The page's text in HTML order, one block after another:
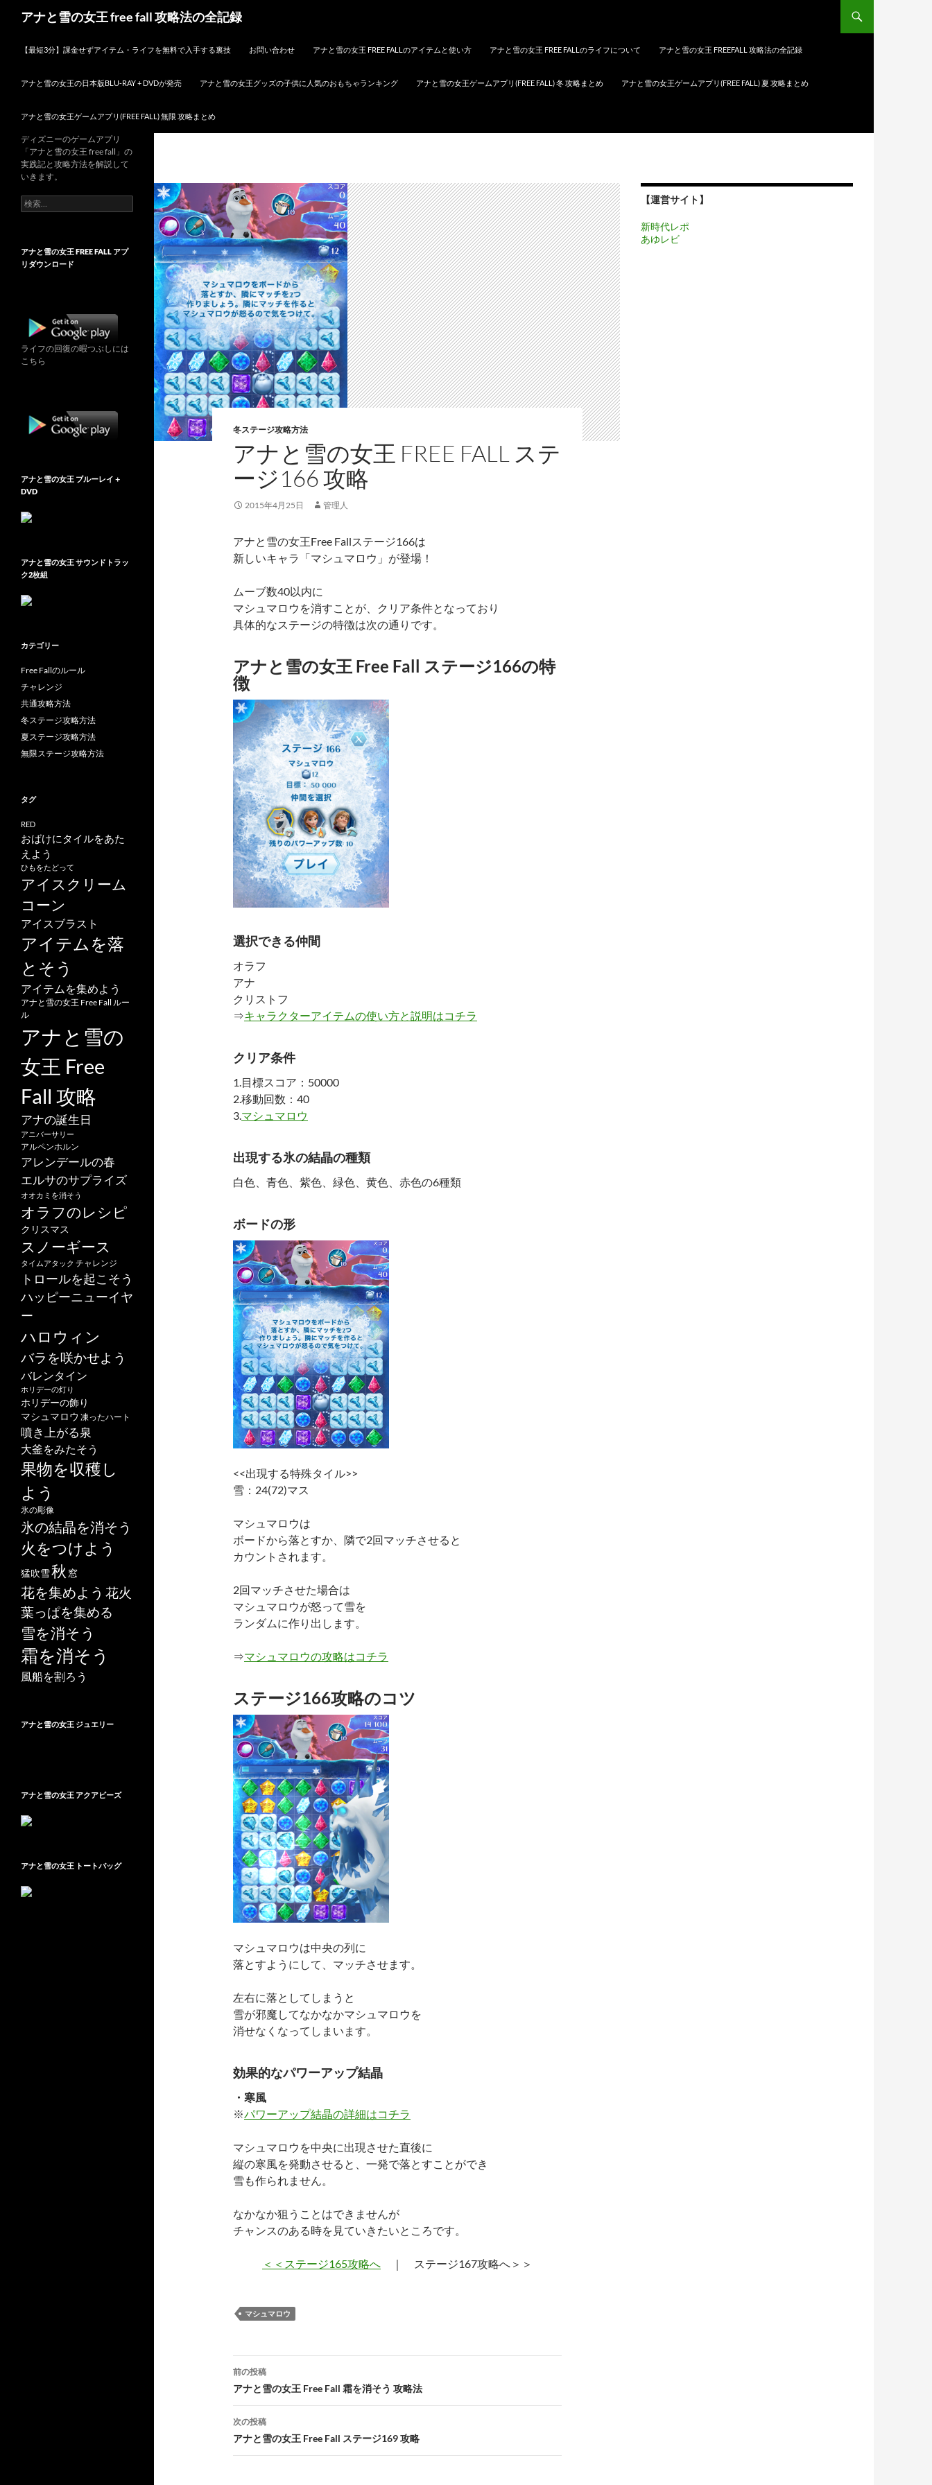
アナと雪の女王 free fall 攻略法の全記録
【最短3分】課金せずアイテム・ライフを無料で入手する裏技
お問い合わせ アナと雪の女王 FREE FALLのアイテムと使い方 アナと雪の女王 FREE FALLのライフについて アナと雪の女王 FREEFALL 攻略法の全記録
アナと雪の女王の日本版BLU-RAY + DVDが発売 アナと雪の女王グッズの子供に人気のおもちゃランキング アナと雪の女王ゲームアプリ(FREE FALL) 冬 攻略まとめ アナと雪の女王ゲームアプリ(FREE FALL) 夏 攻略まとめ
アナと雪の女王ゲームアプリ(FREE FALL) 無限 攻略まとめ
冬ステージ攻略方法
アナと雪の女王 FREE FALL ステ
ージ166 攻略
2015年4月25日 管理人
アナと雪の女王Free Fallステージ166は
新しいキャラ「マシュマロウ」が登場！
ムーブ数40以内に
マシュマロウを消すことが、クリア条件となっており
具体的なステージの特徴は次の通りです。
アナと雪の女王 Free Fall ステージ166の特
徴
選択できる仲間
オラフ
アナ
クリストフ
⇒キャラクターアイテムの使い方と説明はコチラ
クリア条件
1.目標スコア：50000
2.移動回数：40
3.マシュマロウ
出現する氷の結晶の種類
白色、青色、紫色、緑色、黄色、赤色の6種類
ボードの形
<<出現する特殊タイル>>
雪：24(72)マス
マシュマロウは
ボードから落とすか、隣で2回マッチさせると
カウントされます。
2回マッチさせた場合は
マシュマロウが怒って雪を
ランダムに作り出します。
⇒マシュマロウの攻略はコチラ
ステージ166攻略のコツ
マシュマロウは中央の列に
落とすようにして、マッチさせます。
左右に落としてしまうと
雪が邪魔してなかなかマシュマロウを
消せなくなってしまいます。
効果的なパワーアップ結晶
・寒風
※パワーアップ結晶の詳細はコチラ
マシュマロウを中央に出現させた直後に
縦の寒風を発動させると、一発で落とすことができ
雪も作られません。
なかなか狙うことはできませんが
チャンスのある時を見ていきたいところです。
＜＜ステージ165攻略へ ｜ ステージ167攻略へ＞＞
マシュマロウ
投
稿
ナ
ビ
ゲ
前の投稿
アナと雪の女王 Free Fall 霜を消そう 攻略法
次の投稿
アナと雪の女王 Free Fall ステージ169 攻略
【運営サイト】
新時代レポ
あゆレビ
ディズニーのゲームアプリ
「アナと雪の女王 free fall」の
実践記と攻略方法を解説して
いきます。
検
索:
アナと雪の女王 FREE FALL アプ
リダウンロード
ライフの回復の暇つぶしには
こちら
アナと雪の女王 ブルーレイ＋
DVD
アナと雪の女王 サウンドトラッ
ク2枚組
カテゴリー
Free Fallのルール
チャレンジ
共通攻略方法
冬ステージ攻略方法
夏ステージ攻略方法
無限ステージ攻略方法
タグ
RED
おばけにタイルをあた
えよう
ひもをたどって
アイスクリーム
コーン
アイスブラスト
アイテムを落
とそう
アイテムを集めよう
アナと雪の女王 Free Fall ルー
ル
アナと雪の
女王 Free
Fall 攻略
アナの誕生日
アニバーサリー
アルペンホルン
アレンデールの春
エルサのサプライズ
オオカミを消そう
オラフのレシピ
クリスマス
スノーギース
タイムアタック チャレンジ
トロールを起こそう
ハッピーニューイヤ
ー
ハロウィン
バラを咲かせよう
バレンタイン
ホリデーの灯り
ホリデーの飾り
マシュマロウ 凍ったハート
噴き上がる泉
大釜をみたそう
果物を収穫し
よう
氷の彫像
氷の結晶を消そう
火をつけよう
猛吹雪秋 窓
花を集めよう 花火
葉っぱを集める
雪を消そう
霜を消そう
風船を割ろう
アナと雪の女王 ジュエリー
アナと雪の女王 アクアビーズ
アナと雪の女王 トートバッグ